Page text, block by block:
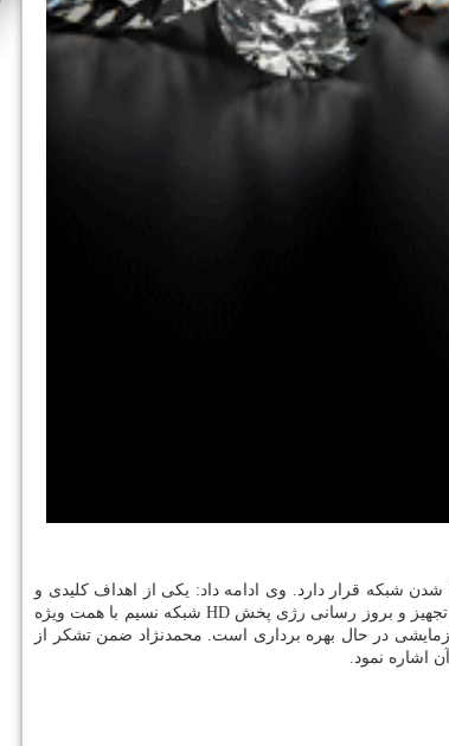
به گزارش كاراموند به نقل از روابط عمومی شبكه نسیم، احسان محمدنژاد مدیر تولید و فنی شبكه نسیم اعلام نمود: شبكه نسیم در آخرین گام های خود برای HD شدن شبكه قرار دارد. وی ادامه داد: یكی از اهداف كلیدی و
مهم مورد نظر در امتداد احترام به مخاطبان رسانه ملی، ارتقای كیفیت پخش شبكه پر مخاطب نسیم از SD به HD است. در همین راستا در اواسط سال ۹۷ مراحل تجهیز و بروز رسانی رژی پخش HD شبكه نسیم با همت ویژه
از معاونت توسعه و فناوری رسانه شروع شد كه از تاریخ ۲۷ خرداد ماه به صورت پخش آزمایشی در حال بهره برداری است. محمدنژاد ضمن تشكر از